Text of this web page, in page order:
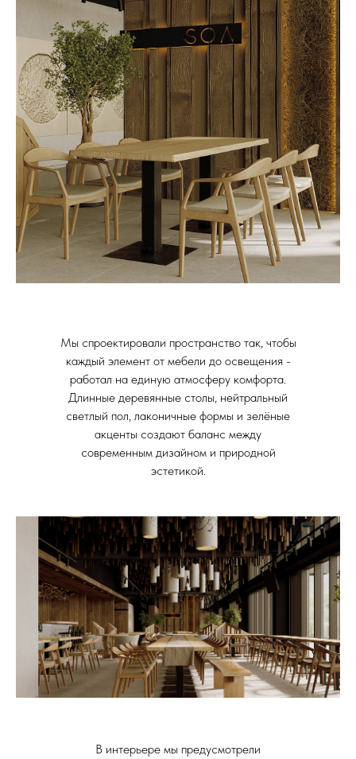
Мы спроектировали пространство так, чтобы
каждый элемент от мебели до освещения -
работал на единую атмосферу комфорта.
Длинные деревянные столы, нейтральный
светлый пол, лаконичные формы и зелёные
акценты создают баланс между
современным дизайном и природной
эстетикой.
В интерьере мы предусмотрели